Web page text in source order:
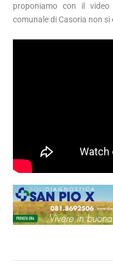
proponiamo con il
comunale di Casoria non si